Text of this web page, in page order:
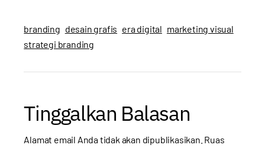
branding desain grafis era digital marketing visual
strategi branding
Tinggalkan Balasan
Alamat email Anda tidak akan dipublikasikan. Ruas